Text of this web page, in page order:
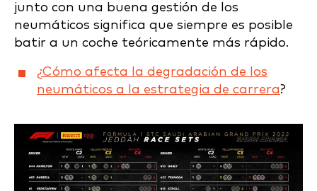
junto con una buena gestión de los
neumáticos significa que siempre es posible
batir a un coche teóricamente más rápido.
¿Cómo afecta la degradación de los
neumáticos a la estrategia de carrera?